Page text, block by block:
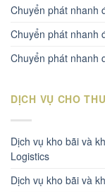
Chuyển phát nhanh
Chuyển phát nhanh
Chuyển phát nhanh
DỊCH VỤ CHO
Dịch vụ kho bãi và
Logistics
Dịch vụ kho bãi và